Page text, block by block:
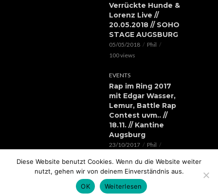
Verrückte Hunde &
Lorenz Live //
20.05.2018 // SOHO
STAGE AUGSBURG
05/05/2018
Phil
100 views
EVENTS
Rap im Ring 2017
mit Edgar Wasser,
Lemur, Battle Rap
Contest uvm.. //
18.11. // Kantine
Augsburg
23/10/2017
Phil
COPYRIGHT © 2026.
Diese Website benutzt Cookies. Wenn du die Website weiter
nutzt, gehen wir von deinem Einverständnis aus.
OK
Weiterlesen